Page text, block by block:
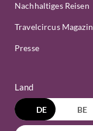
Nachhaltiges Reisen
Travelcircus Magazin
Presse
Land
DE BE